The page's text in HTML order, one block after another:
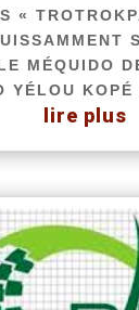
«
MÉQUIDO
YÉLOU
lire plus